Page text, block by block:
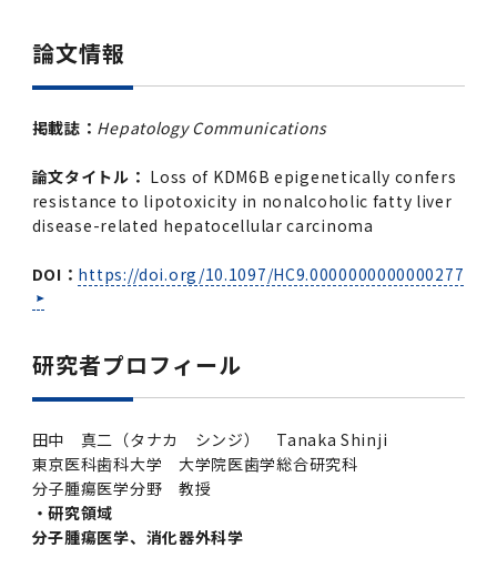
論文情報
掲載誌： Hepatology Communications
論文タイトル： Loss of KDM6B epigenetically confers
resistance to lipotoxicity in nonalcoholic fatty liver
disease-related hepatocellular carcinoma
DOI： https://doi.org/10.1097/HC9.0000000000000277
研究者プロフィール
田中 真二（タナカ シンジ） Tanaka Shinji
東京医科歯科大学 大学院医歯学総合研究科
分子腫瘍医学分野 教授
・研究領域
分子腫瘍医学、消化器外科学